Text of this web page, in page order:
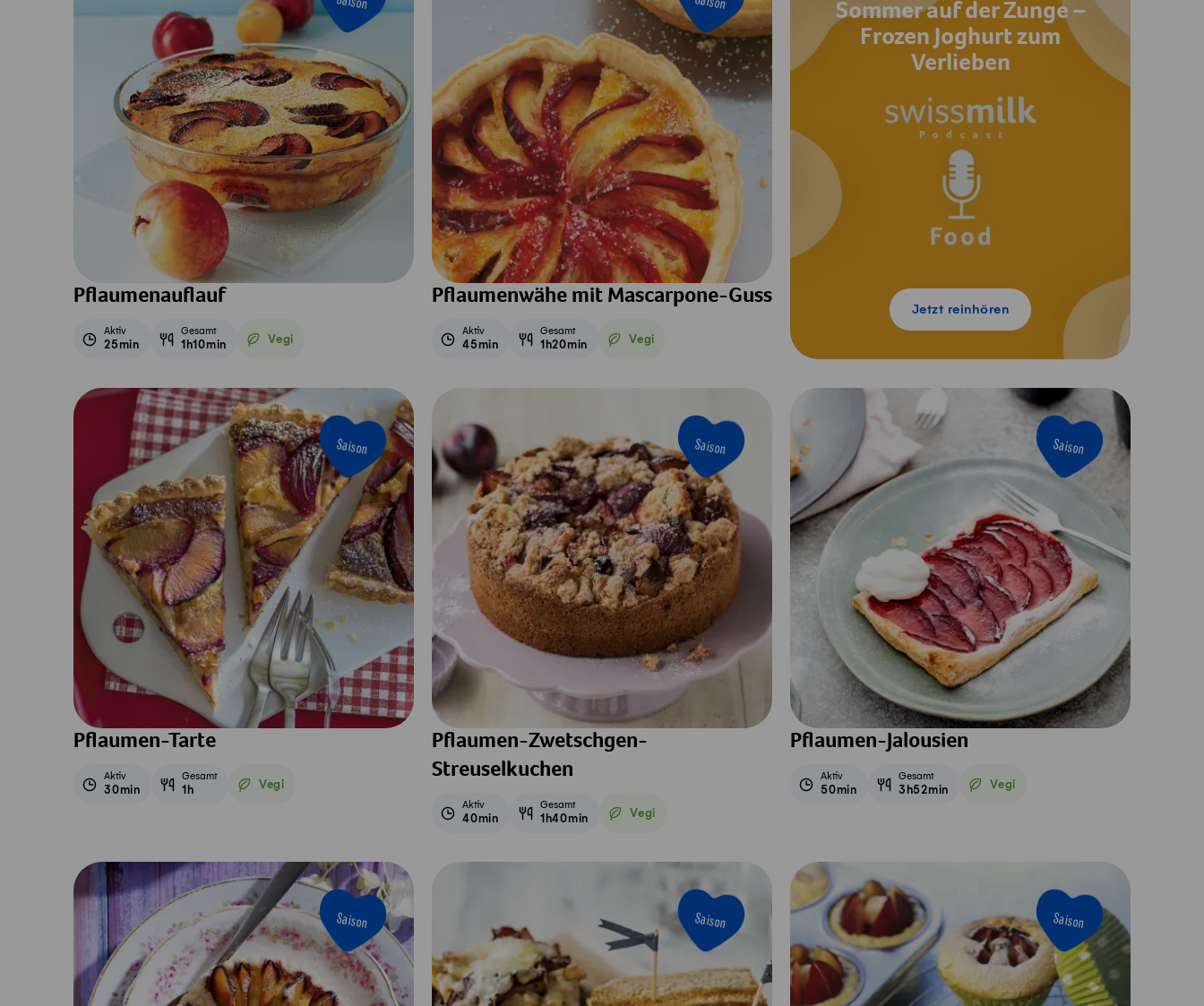
Pflaumenauflauf
Aktiv
25min
Gesamt
1h10min Vegi
Vegetarisch
Pflaumenwähe mit Mascarpone-Guss
Aktiv
45min
Gesamt
1h20min Vegi
Vegetarisch
Sommer auf der Zunge –
Frozen Joghurt zum
Verlieben
Jetzt reinhören
Saison
Pflaumen-Tarte
Aktiv
30min
Gesamt
1h Vegi
Vegetarisch
Saison
Pflaumen-Zwetschgen-
Streuselkuchen
Aktiv
40min
Gesamt
1h40min Vegi
Vegetarisch
Saison
Pflaumen-Jalousien
Aktiv
50min
Gesamt
3h52min Vegi
Vegetarisch
Saison Saison Saison